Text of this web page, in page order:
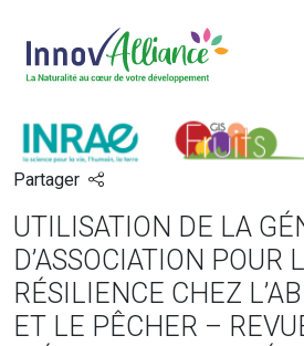
Partager
UTILISATION DE LA
D’ASSOCIATION POUR
RÉSILIENCE CHEZ
ET LE PÊCHER –